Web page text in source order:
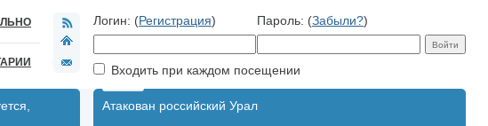
Логин: (Регистрация) Пароль: (Забыли?)
Входить при каждом посещении
Атакован российский Урал